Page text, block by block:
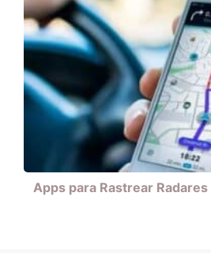
Apps para Rastrear